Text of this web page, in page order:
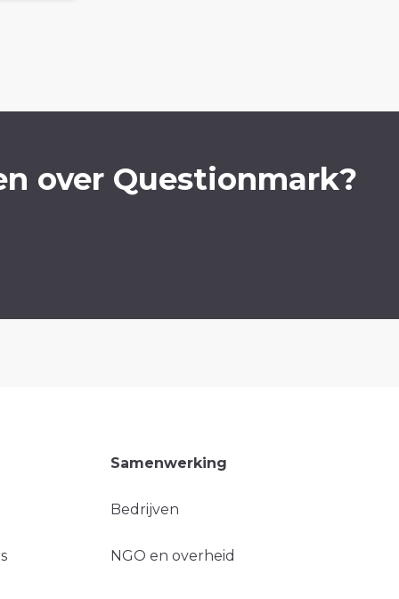
over Questionmark?
Samenwerking
Bedrijven
NGO en overheid